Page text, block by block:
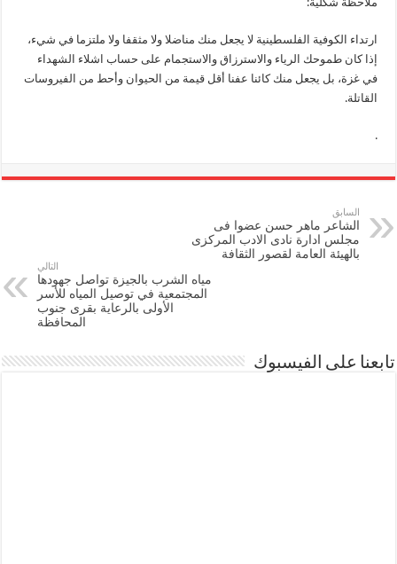
ارتداء الكوفية الفلسطينية لا يجعل منك مناضلا ولا مثقفا ولا ملتزما في شيء،
إذا كان طموحك الرياء والاسترزاق والاستجمام على حساب اشلاء الشهداء
في غزة، بل يجعل منك كائنا عفنا أقل قيمة من الحيوان وأحط من الفيروسات
القاتلة.
.
السابق
الشاعر ماهر حسن عضوا فى
مجلس ادارة نادى الادب المركزى
بالهيئة العامة لقصور الثقافة
التالي
مياه الشرب بالجيزة تواصل جهودها
المجتمعية في توصيل المياه للأسر
الأولى بالرعاية بقرى جنوب
المحافظة
تابعنا على الفيسبوك